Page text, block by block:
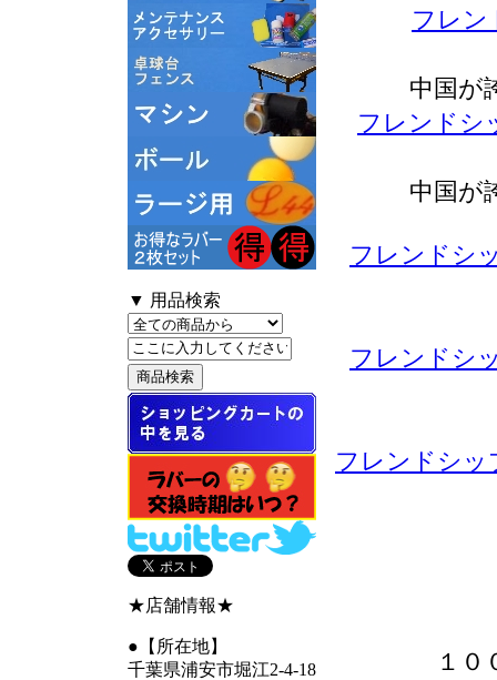
▼ 用品検索
★店舗情報★
●【所在地】
千葉県浦安市堀江2-4-18
フレン
中国が
フレンドシ
中国が
フレンドシ
フレンドシ
フレンドシッ
１０